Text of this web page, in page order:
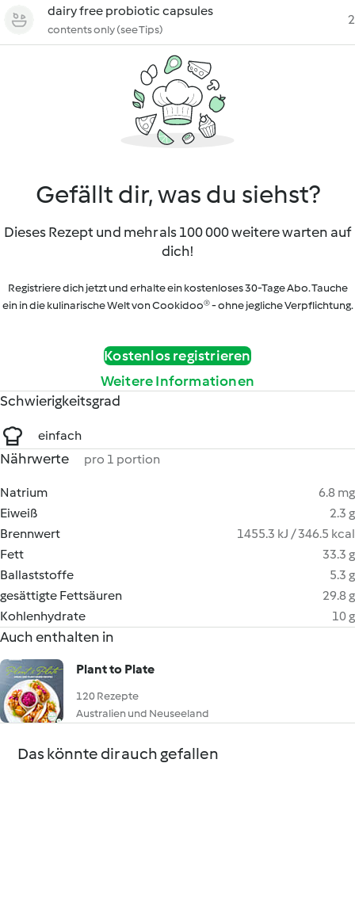
dairy free probiotic capsules
contents only (see Tips)
2
Gefällt dir, was du siehst?
Dieses Rezept und mehr als 100 000 weitere warten auf
dich!
Registriere dich jetzt und erhalte ein kostenloses 30-Tage Abo. Tauche
ein in die kulinarische Welt von Cookidoo® - ohne jegliche Verpflichtung.
Kostenlos registrieren
Weitere Informationen
Schwierigkeitsgrad
einfach
Nährwerte pro 1 portion
Natrium
6.8 mg
Eiweiß
2.3 g
Brennwert
1455.3 kJ / 346.5 kcal
Fett
33.3 g
Ballaststoffe
5.3 g
gesättigte Fettsäuren
29.8 g
Kohlenhydrate
10 g
Auch enthalten in
Plant to Plate
120 Rezepte
Australien und Neuseeland
Das könnte dir auch gefallen